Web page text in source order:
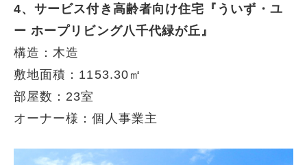
4、サービス付き高齢者向け住宅『ういず・ユ
ー ホープリビング八千代緑が丘』
構造：木造
敷地面積：1153.30㎡
部屋数：23室
オーナー様：個人事業主